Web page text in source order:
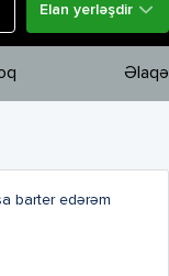
Elan yerləşdir
Əlaqə
barter edərəm